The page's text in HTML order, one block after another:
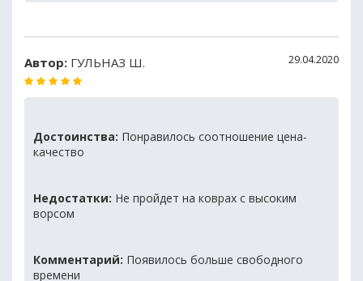
Автор: ГУЛЬНАЗ Ш. 29.04.2020
Достоинства: Понравилось соотношение цена-
качество
Недостатки: Не пройдет на коврах с высоким
ворсом
Комментарий: Появилось больше свободного
времени